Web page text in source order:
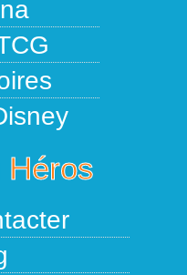
Héros